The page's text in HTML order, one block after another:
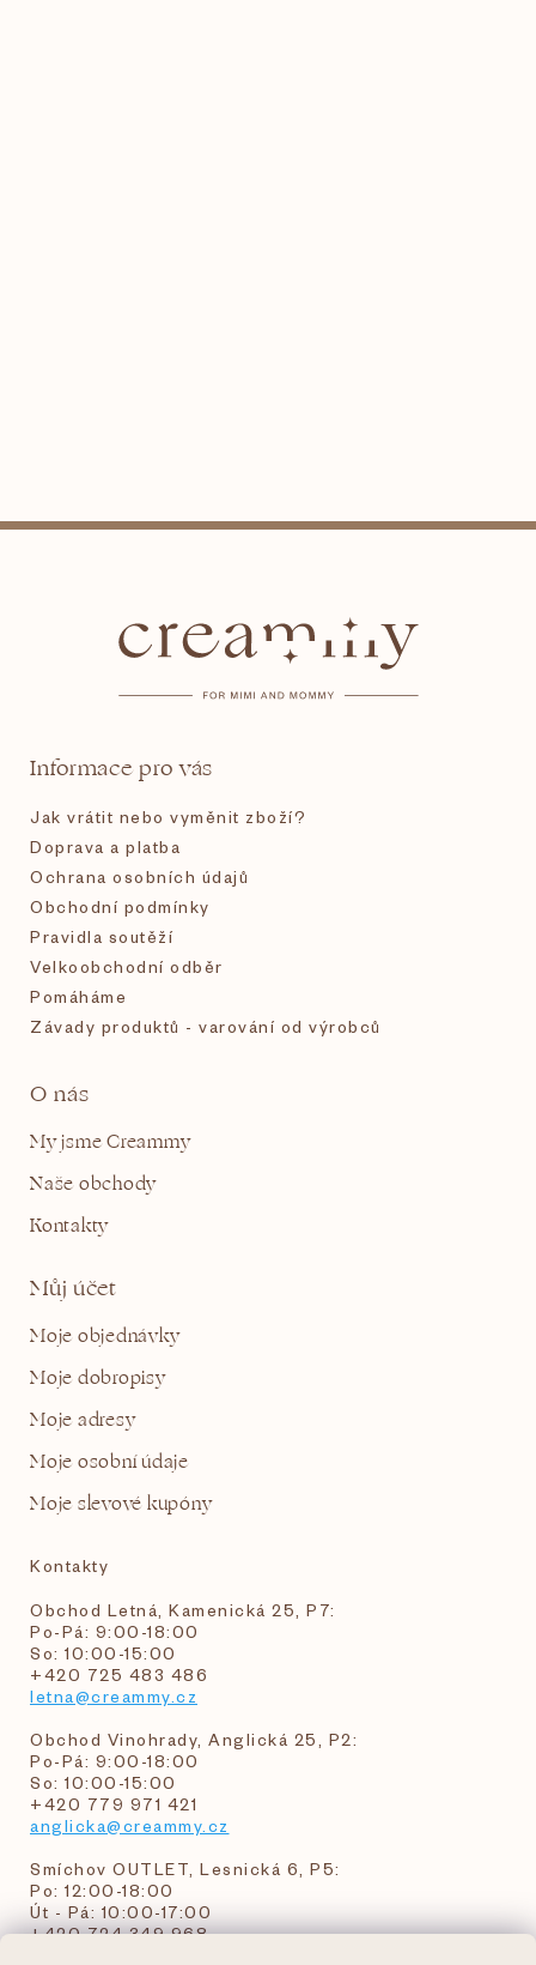
Informace pro vás
Jak vrátit nebo vyměnit zboží?
Doprava a platba
Ochrana osobních údajů
Obchodní podmínky
Pravidla soutěží
Velkoobchodní odběr
Pomáháme
Závady produktů - varování od výrobců
O nás
My jsme Creammy
Naše obchody
Kontakty
Můj účet
Moje objednávky
Moje dobropisy
Moje adresy
Moje osobní údaje
Moje slevové kupóny
Kontakty
Obchod Letná, Kamenická 25, P7:
Po-Pá: 9:00-18:00
So: 10:00-15:00
+420 725 483 486
letna@creammy.cz
Obchod Vinohrady, Anglická 25, P2:
Po-Pá: 9:00-18:00
So: 10:00-15:00
+420 779 971 421
anglicka@creammy.cz
Smíchov OUTLET, Lesnická 6, P5:
Po: 12:00-18:00
Út - Pá: 10:00-17:00
+420 724 349 968